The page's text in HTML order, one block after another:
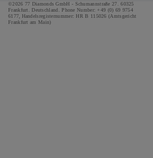
Rahoituksen ehdot ja edellytykset
Vero- ja tullimaksulaskuri
Vastuullinen Hankinta
Paina
Ehdot ja edellytykset
©2026 77 Diamonds GmbH - Schumannstraße 27. 60325
Frankfurt. Deutschland. Phone Number: +49 (0) 69 9754
6177,
Handelsregisternummer: HR B 115026 (Amtsgericht
Frankfurt am Main)